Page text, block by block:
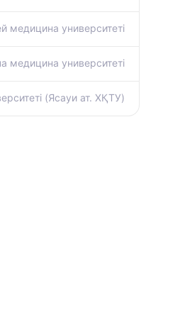
медицина университеті
медицина университеті
(Ясауи ат. ХҚТУ)